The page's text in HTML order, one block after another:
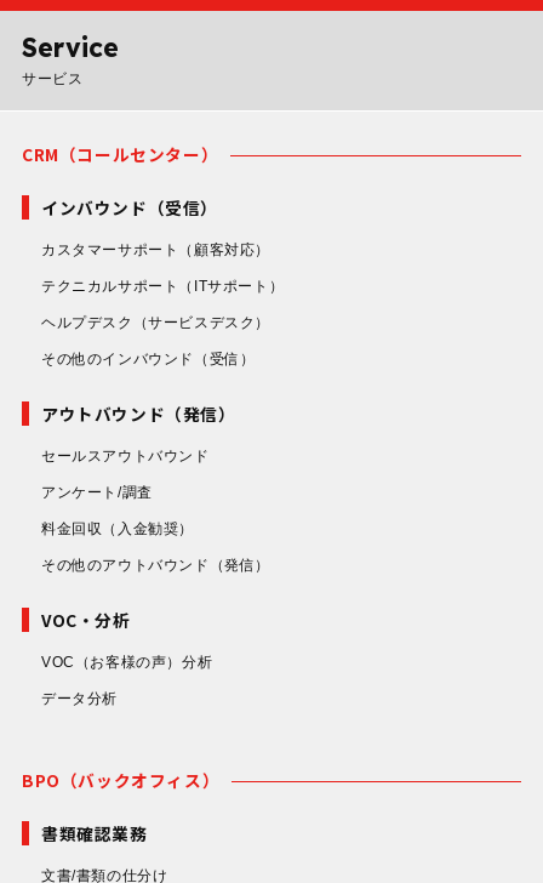
Service
サービス
CRM（コールセンター）
インバウンド（受信）
カスタマーサポート （顧客対応）
テクニカルサポート （ITサポート）
ヘルプデスク （サービスデスク）
その他のインバウンド （受信）
アウトバウンド（発信）
セールスアウトバウンド
アンケート/調査
料金回収 （入金勧奨）
その他のアウトバウンド （発信）
VOC・分析
VOC（お客様の声）分析
データ分析
BPO（バックオフィス）
書類確認業務
文書/書類の仕分け